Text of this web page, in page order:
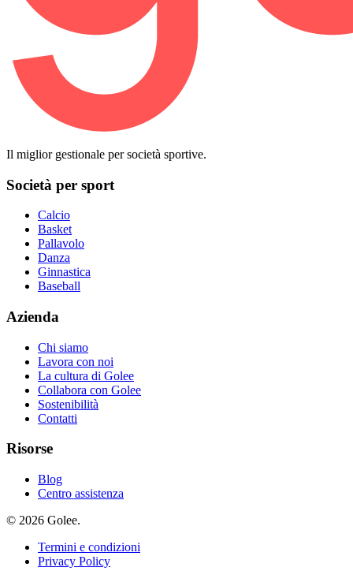
Il miglior gestionale per società sportive.
Società per sport
Calcio
Basket
Pallavolo
Danza
Ginnastica
Baseball
Azienda
Chi siamo
Lavora con noi
La cultura di Golee
Collabora con Golee
Sostenibilità
Contatti
Risorse
Blog
Centro assistenza
© 2026 Golee.
Termini e condizioni
Privacy Policy